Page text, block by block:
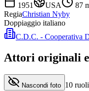
1951
USA 87
RegiaChristian Nyby
Doppiaggio italiano
C.D.C. - Cooperativa
Attori originali e
Nascondi foto 10 ruoli